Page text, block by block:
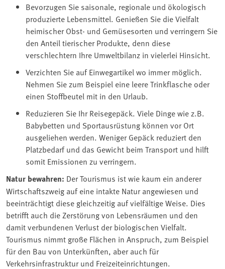
Bevorzugen Sie saisonale, regionale und ökologisch
produzierte Lebensmittel. Genießen Sie die Vielfalt
heimischer Obst- und Gemüsesorten und verringern Sie
den Anteil tierischer Produkte, denn diese
verschlechtern Ihre Umweltbilanz in vielerlei Hinsicht.
Verzichten Sie auf Einwegartikel wo immer möglich.
Nehmen Sie zum Beispiel eine leere Trinkflasche oder
einen Stoffbeutel mit in den Urlaub.
Reduzieren Sie Ihr Reisegepäck. Viele Dinge wie z.B.
Babybetten und Sportausrüstung können vor Ort
ausgeliehen werden. Weniger Gepäck reduziert den
Platzbedarf und das Gewicht beim Transport und hilft
somit Emissionen zu verringern.
Natur bewahren: Der Tourismus ist wie kaum ein anderer
Wirtschaftszweig auf eine intakte Natur angewiesen und
beeinträchtigt diese gleichzeitig auf vielfältige Weise. Dies
betrifft auch die Zerstörung von Lebensräumen und den
damit verbundenen Verlust der biologischen Vielfalt.
Tourismus nimmt große Flächen in Anspruch, zum Beispiel
für den Bau von Unterkünften, aber auch für
Verkehrsinfrastruktur und Freizeiteinrichtungen.